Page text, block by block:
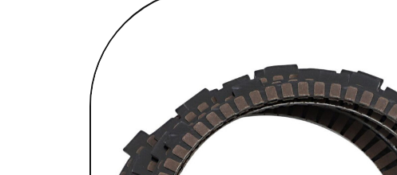
ROUES & ACCESSOIRES
GUIDONS ET COMMANDES MANUELLES
SELLES & SISSYBARS
REPOSE PIEDS & COMMANDES AUX
CHAMBRES À AIR & ACCESSOIRES